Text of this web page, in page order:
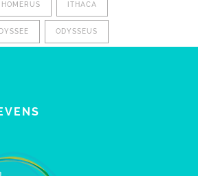
HOMERUS ITHACA
ODYSSEUS